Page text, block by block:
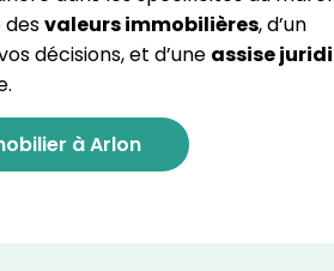
desvaleurs immobilières, d’un
décisions, et d’une assise
à Arlon